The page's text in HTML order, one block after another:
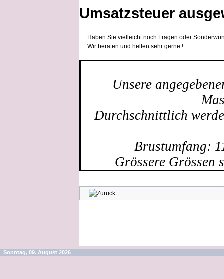
Umsatzsteuer
Haben Sie vielleicht noch Fragen oder
Wir beraten und helfen sehr gerne !
Unsere
Durchschnittlich
Brustumfang:
Grössere Grössen
Sonntag, 09. August 2026